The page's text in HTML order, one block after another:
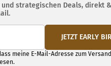
strategischen Deals, direkt
JETZT EARLY
meine E-Mail-Adresse zum